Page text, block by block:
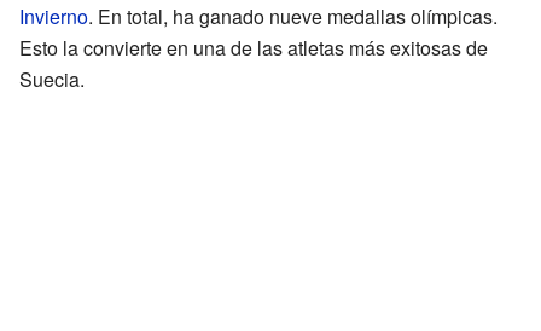
Invierno. En total, ha ganado nueve medallas olímpicas.
Esto la convierte en una de las atletas más exitosas de
Suecia.